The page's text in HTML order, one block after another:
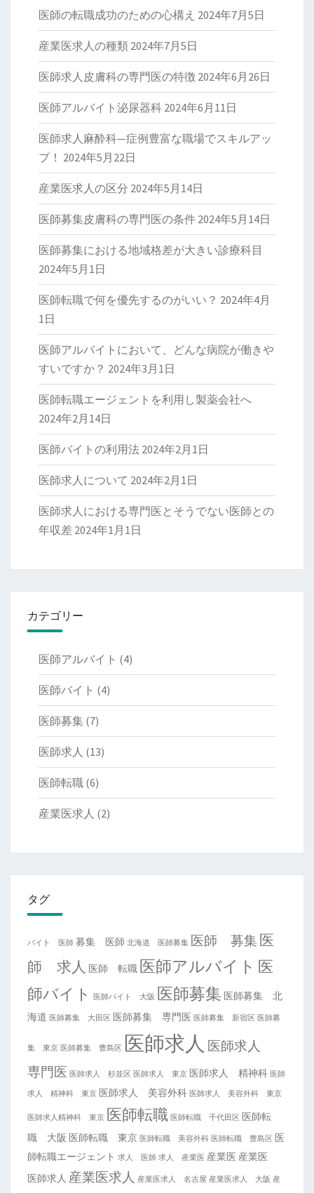
医師の転職成功のための心構え 2024年7月5日
産業医求人の種類 2024年7月5日
医師求人皮膚科の専門医の特徴 2024年6月26日
医師アルバイト泌尿器科 2024年6月11日
医師求人麻酔科—症例豊富な職場でスキルアッ
プ！ 2024年5月22日
産業医求人の区分 2024年5月14日
医師募集皮膚科の専門医の条件 2024年5月14日
医師募集における地域格差が大きい診療科目
2024年5月1日
医師転職で何を優先するのがいい？ 2024年4月
1日
医師アルバイトにおいて、どんな病院が働きや
すいですか？ 2024年3月1日
医師転職エージェントを利用し製薬会社へ
2024年2月14日
医師バイトの利用法 2024年2月1日
医師求人について 2024年2月1日
医師求人における専門医とそうでない医師との
年収差 2024年1月1日
カテゴリー
医師アルバイト (4)
医師バイト (4)
医師募集 (7)
医師求人 (13)
医師転職 (6)
産業医求人 (2)
タグ
バイト 医師 募集 医師 北海道 医師募集 医師 募集 医
師 求人 医師 転職 医師アルバイト 医
師バイト
医師バイト 大阪 医師募集 医師募集 北
海道 医師募集 大田区 医師募集 専門医 医師募集 新宿区 医師募
集 東京 医師募集 豊島区 医師求人 医師求人
専門医 医師求人 杉並区 医師求人 東京 医師求人 精神科 医師
求人 精神科 東京 医師求人 美容外科 医師求人 美容外科 東京
医師求人精神科 東京 医師転職 医師転職 千代田区 医師転
職 大阪 医師転職 東京 医師転職 美容外科 医師転職 豊島区 医
師転職エージェント 求人 医師 求人 産業医 産業医 産業医
医師求人 産業医求人 産業医求人 名古屋 産業医求人 大阪 産